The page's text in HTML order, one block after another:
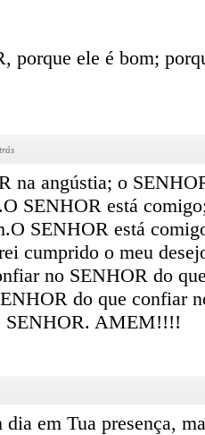
porque ele é bom;
na angústia; o
SENHOR está
SENHOR está
cumprido o meu
no SENHOR do
do que confiar
SENHOR. AMEM!!!!
em Tua presença,